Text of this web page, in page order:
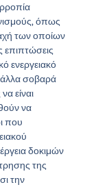
όπως
των οποίων
επιπτώσεις
ενεργειακό
άλλα σοβαρά
είναι
να
που
δοκιμών
της
την